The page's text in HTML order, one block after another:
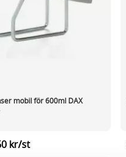
mobil för 600ml DAX
kr/st